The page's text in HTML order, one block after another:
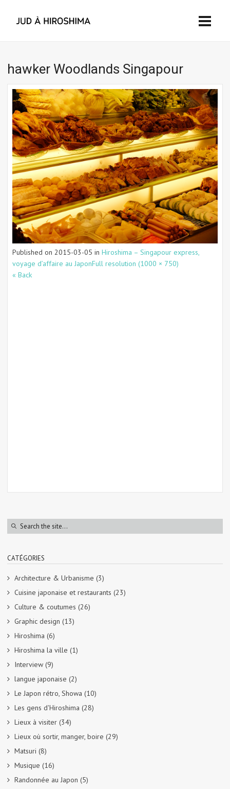
hawker Woodlands Singapour
Published on 2015-03-05 in Hiroshima – Singapour express,
voyage d’affaire au JaponFull resolution (1000 × 750)
« Back
CATÉGORIES
Architecture & Urbanisme (3)
Cuisine japonaise et restaurants (23)
Culture & coutumes (26)
Graphic design (13)
Hiroshima (6)
Hiroshima la ville (1)
Interview (9)
langue japonaise (2)
Le Japon rétro, Showa (10)
Les gens d'Hiroshima (28)
Lieux à visiter (34)
Lieux où sortir, manger, boire (29)
Matsuri (8)
Musique (16)
Randonnée au Japon (5)